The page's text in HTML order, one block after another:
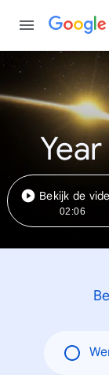
Bekijk de
02:06